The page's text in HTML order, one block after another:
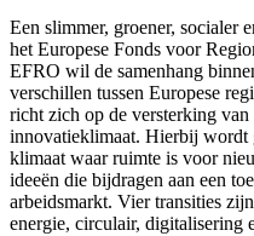
Een slimmer, groener, socialer
het Europese Fonds voor
EFRO wil de samenhang
verschillen tussen Europese
richt zich op de versterking van
innovatieklimaat. Hierbij wordt
klimaat waar ruimte is voor
ideeën die bijdragen aan een
arbeidsmarkt. Vier transities
energie, circulair, digitalisering